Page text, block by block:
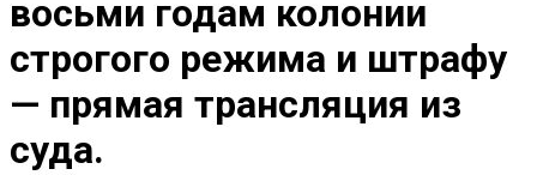
восьми годам колонии
строгого режима и штрафу
— прямая трансляция из
суда.